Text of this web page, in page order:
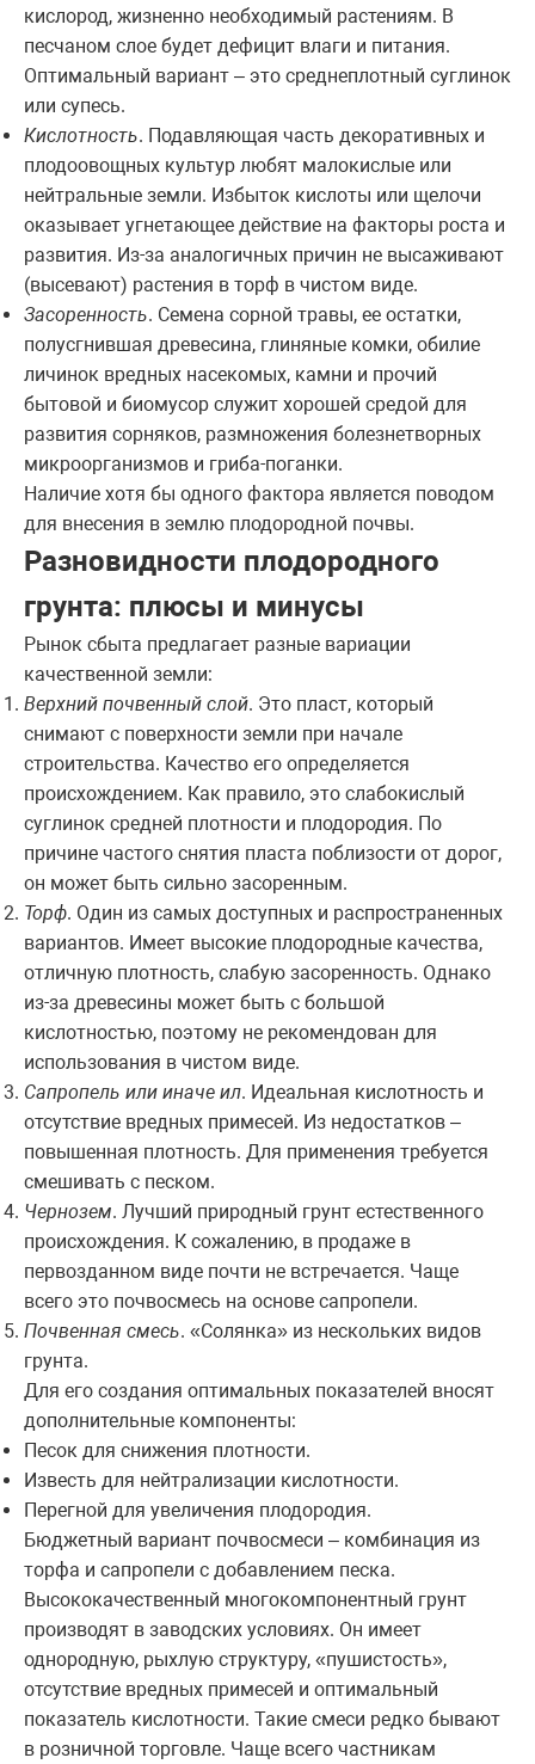
кислород, жизненно необходимый растениям. В
песчаном слое будет дефицит влаги и питания.
Оптимальный вариант – это среднеплотный суглинок
или супесь.
Кислотность. Подавляющая часть декоративных и
плодоовощных культур любят малокислые или
нейтральные земли. Избыток кислоты или щелочи
оказывает угнетающее действие на факторы роста и
развития. Из-за аналогичных причин не высаживают
(высевают) растения в торф в чистом виде.
Засоренность. Семена сорной травы, ее остатки,
полусгнившая древесина, глиняные комки, обилие
личинок вредных насекомых, камни и прочий
бытовой и биомусор служит хорошей средой для
развития сорняков, размножения болезнетворных
микроорганизмов и гриба-поганки.
Наличие хотя бы одного фактора является поводом
для внесения в землю плодородной почвы.
Разновидности плодородного
грунта: плюсы и минусы
Рынок сбыта предлагает разные вариации
качественной земли:
Верхний почвенный слой. Это пласт, который
снимают с поверхности земли при начале
строительства. Качество его определяется
происхождением. Как правило, это слабокислый
суглинок средней плотности и плодородия. По
причине частого снятия пласта поблизости от дорог,
он может быть сильно засоренным.
Торф. Один из самых доступных и распространенных
вариантов. Имеет высокие плодородные качества,
отличную плотность, слабую засоренность. Однако
из-за древесины может быть с большой
кислотностью, поэтому не рекомендован для
использования в чистом виде.
Сапропель или иначе ил. Идеальная кислотность и
отсутствие вредных примесей. Из недостатков –
повышенная плотность. Для применения требуется
смешивать с песком.
Чернозем. Лучший природный грунт естественного
происхождения. К сожалению, в продаже в
первозданном виде почти не встречается. Чаще
всего это почвосмесь на основе сапропели.
Почвенная смесь. «Солянка» из нескольких видов
грунта.
Для его создания оптимальных показателей вносят
дополнительные компоненты:
Песок для снижения плотности.
Известь для нейтрализации кислотности.
Перегной для увеличения плодородия.
Бюджетный вариант почвосмеси – комбинация из
торфа и сапропели с добавлением песка.
Высококачественный многокомпонентный грунт
производят в заводских условиях. Он имеет
однородную, рыхлую структуру, «пушистость»,
отсутствие вредных примесей и оптимальный
показатель кислотности. Такие смеси редко бывают
в розничной торговле. Чаще всего частникам